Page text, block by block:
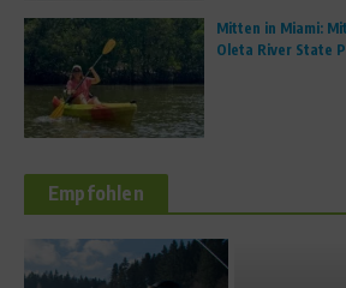
Mitten in Miami:
Oleta River State
Empfohlen